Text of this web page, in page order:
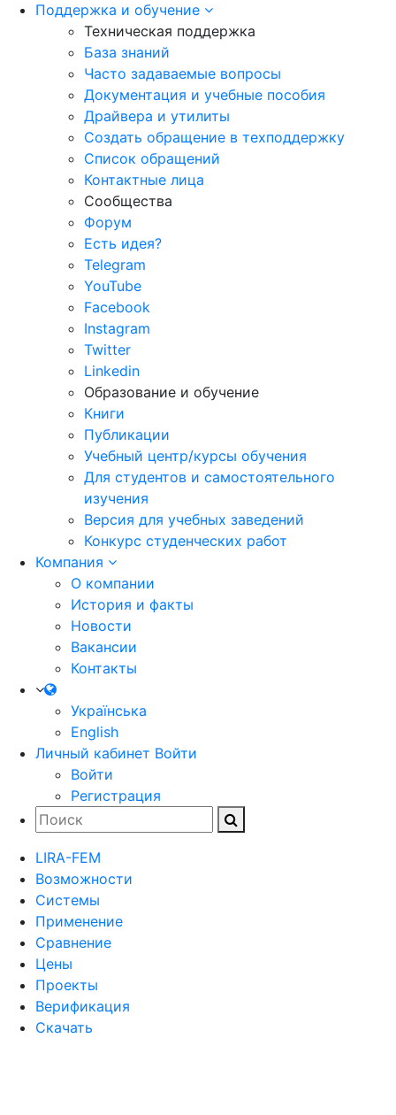
Поддержка и обучение
Техническая поддержка
База знаний
Часто задаваемые вопросы
Документация и учебные пособия
Драйвера и утилиты
Создать обращение в техподдержку
Список обращений
Контактные лица
Сообщества
Форум
Есть идея?
Telegram
YouTube
Facebook
Instagram
Twitter
Linkedin
Образование и обучение
Книги
Публикации
Учебный центр/курсы обучения
Для студентов и самостоятельного
изучения
Версия для учебных заведений
Конкурс студенческих работ
Компания
О компании
История и факты
Новости
Вакансии
Контакты
Українська
English
Личный кабинет Войти
Войти
Регистрация
LIRA-FEM
Возможности
Cистемы
Применение
Сравнение
Цены
Проекты
Верификация
Скачать